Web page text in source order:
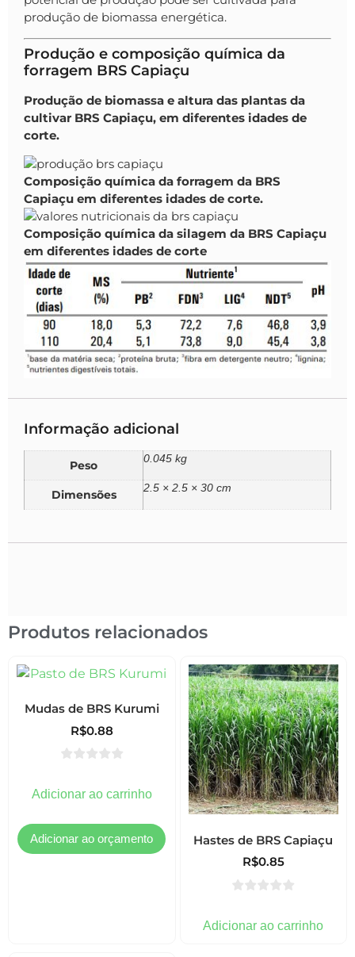
produção de biomassa energética.
Produção e composição química da
forragem BRS Capiaçu
Produção de biomassa e altura das plantas da
cultivar BRS Capiaçu, em diferentes idades de
corte.
Composição química da forragem da BRS
Capiaçu em diferentes idades de corte.
Composição química da silagem da BRS Capiaçu
em diferentes idades de corte
Informação adicional
Peso
0.045 kg
Dimensões
2.5 × 2.5 × 30 cm
Produtos relacionados
Mudas de BRS Kurumi
R$0.88
Adicionar ao carrinho
Hastes de BRS Capiaçu
R$0.85
Adicionar ao carrinho